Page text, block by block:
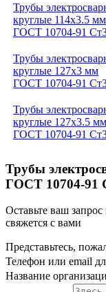
Трубы
круглые 114x3.5 мм
ГОСТ 10704-91
Трубы
круглые 127x3 мм
ГОСТ 10704-91
Трубы
круглые 127x3.5 мм
ГОСТ 10704-91
Трубы
ГОСТ 10704-91
Оставьте ваш
свяжется с вами
Представьтесь,
Телефон или email
Название